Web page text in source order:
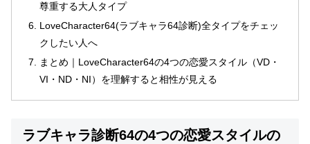
尊重する大人タイプ
LoveCharacter64(ラブキャラ64診断)全タイプをチェッ
クしたい人へ
まとめ｜LoveCharacter64の4つの恋愛スタイル（VD・
VI・ND・NI）を理解すると相性が見える
ラブキャラ診断64の4つの恋愛スタイルの